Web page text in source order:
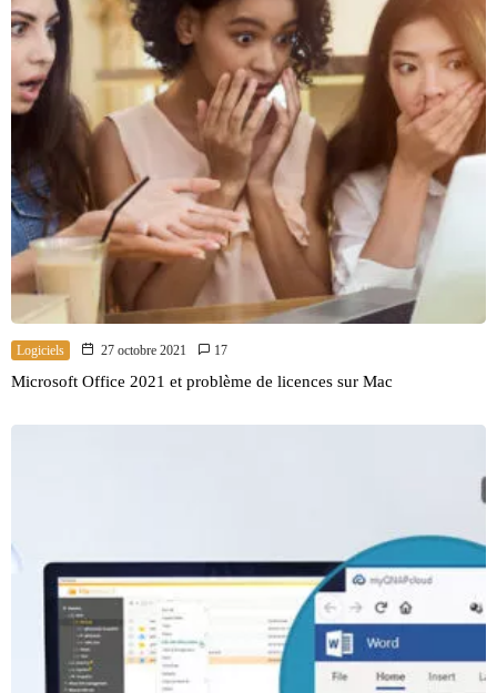
Logiciels 27 octobre 2021 17
Microsoft Office 2021 et problème de licences sur Mac